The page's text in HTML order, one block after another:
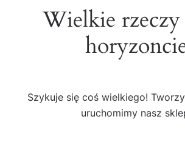
Wielkie rzeczy
Szykuje się coś wielkiego!
uruchomimy nasz